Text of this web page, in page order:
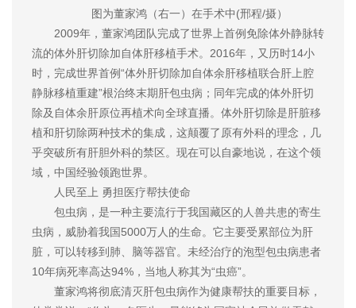
图为董家鸿（右一）在手术中(邢程/摄）
2009年，董家鸿团队完成了世界上首例免除体外静脉转
流的体外肝切除加自体肝移植手术。2016年，又历时14小
时，完成世界首例“体外肝切除加自体余肝移植联合肝上腔
静脉移植重建”根治终末期肝包虫病；同年完成的体外肝切
除及自体余肝原位再植术向全球直播。体外肝切除是肝脏移
植和肝切除两种技术的集成，这颠覆了原有外科的理念，几
乎突破所有肝胆外科的禁区。现在可以自豪地说，在这个领
域，中国经验领跑世界。
人民至上 勇担医疗帮扶使命
包虫病，是一种主要流行于我国藏区的人兽共患的寄生
虫病，威胁着我国5000万人的生命。它主要受累部位为肝
脏，可以转移到肺、脑等器官。未经治疗的泡型包虫病患者
10年病死率高达94%，当地人称其为“虫癌”。
董家鸿将彻底清灭肝包虫病作为健康帮扶的重要目标，